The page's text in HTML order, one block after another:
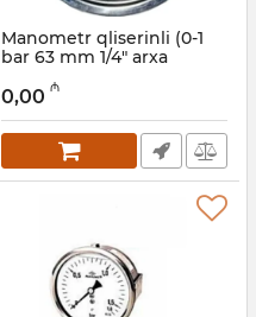
Manometr qliserinli (0-1
bar 63 mm 1/4" arxa
0631001202
Artikul: 006001218
0,00 ₼